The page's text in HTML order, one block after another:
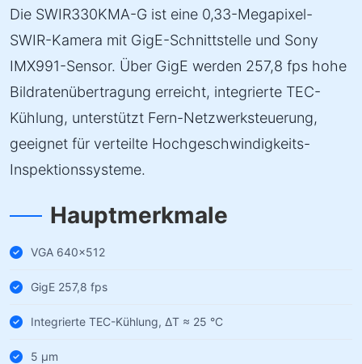
Die SWIR330KMA-G ist eine 0,33-Megapixel-
SWIR-Kamera mit GigE-Schnittstelle und Sony
IMX991-Sensor. Über GigE werden 257,8 fps hohe
Bildratenübertragung erreicht, integrierte TEC-
Kühlung, unterstützt Fern-Netzwerksteuerung,
geeignet für verteilte Hochgeschwindigkeits-
Inspektionssysteme.
Hauptmerkmale
VGA 640×512
GigE 257,8 fps
Integrierte TEC-Kühlung, ΔT ≈ 25 °C
5 µm